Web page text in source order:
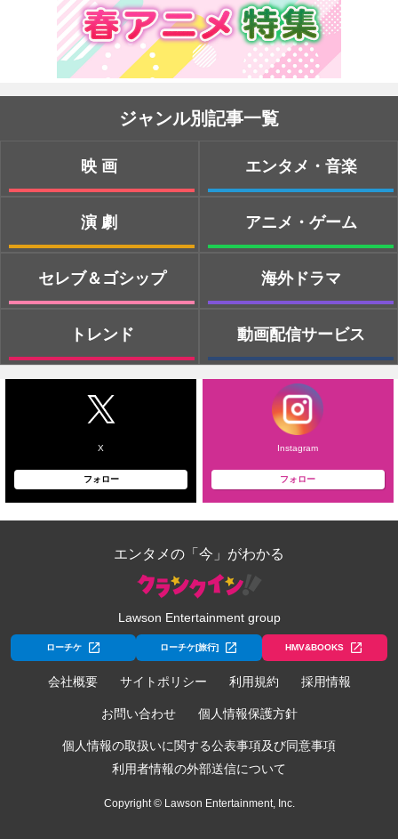
ジャンル別記事一覧
映画
演劇
セレブ＆ゴシップ
トレンド
エンタメ・音楽
アニメ・ゲーム
海外ドラマ
動画配信サービス
X
フォロー
Instagram
フォロー
エンタメの「今」がわかる
Lawson Entertainment group
ローチケ ローチケ[旅行] HMV&BOOKS
会社概要 サイトポリシー 利用規約 採用情報
お問い合わせ 個人情報保護方針
個人情報の取扱いに関する公表事項及び同意事項
利用者情報の外部送信について
Copyright © Lawson Entertainment, Inc.